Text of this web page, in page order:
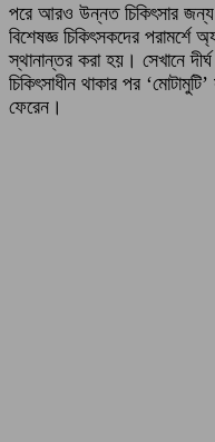
পরে আরও উন্নত চিকিৎসার জন্য
বিশেষজ্ঞ চিকিৎসকদের পরামর্শে
স্থানান্তর করা হয়। সেখানে
চিকিৎসাধীন থাকার পর
ফেরেন।